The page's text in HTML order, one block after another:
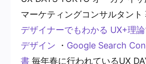
マーケティングコンサルタント
デザイナーでもわかる UX+理
デザイン ・ Google Search
書毎年春に行われているUX